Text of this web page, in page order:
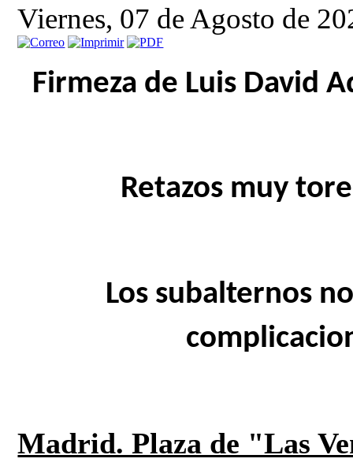
Viernes, 07 de Agosto de
Firmeza de Luis David
Retazos muy
Los subalternos
Madrid. Plaza de "Las